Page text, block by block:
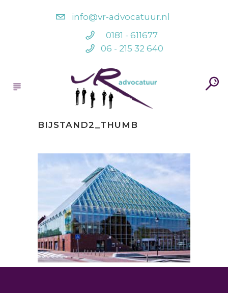
info@vr-advocatuur.nl
0181 - 611677
06 - 215 32 640
BIJSTAND2_THUMB